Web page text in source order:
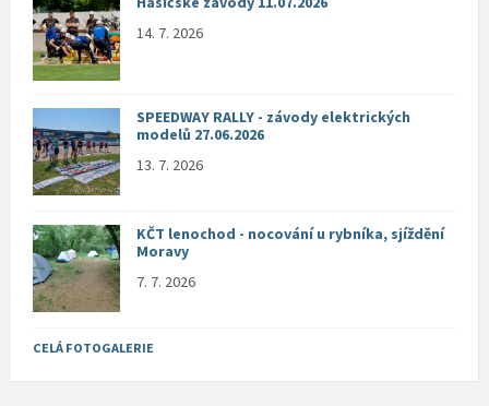
14. 7. 2026
SPEEDWAY RALLY - závody elektrických
modelů 27.06.2026
13. 7. 2026
KČT lenochod - nocování u rybníka, sjíždění
Moravy
7. 7. 2026
CELÁ FOTOGALERIE